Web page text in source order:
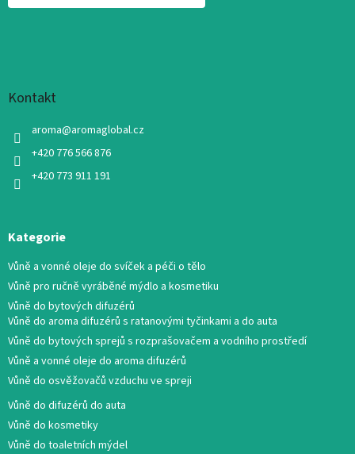
Kontakt
aroma@aromaglobal.cz
+420 776 566 876
+420 773 911 191
Kategorie
Vůně a vonné oleje do svíček a péči o tělo
Vůně pro ručně vyráběné mýdlo a kosmetiku
Vůně do bytových difuzérů
Vůně do aroma difuzérů s ratanovými tyčinkami a do auta
Vůně do bytových sprejů s rozprašovačem a vodního prostředí
Vůně a vonné oleje do aroma difuzérů
Vůně do osvěžovačů vzduchu ve spreji
Vůně do difuzérů do auta
Vůně do kosmetiky
Vůně do toaletních mýdel